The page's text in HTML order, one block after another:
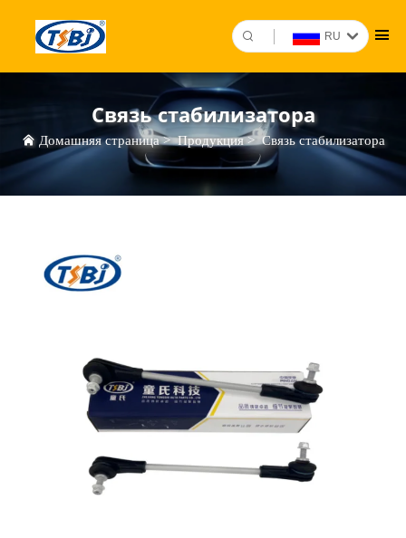
RU
Связь стабилизатора
Домашняя страница>Продукция>Связь стабилизатора